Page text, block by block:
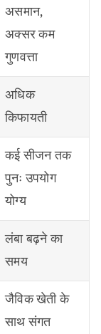
असमान,
अक्सर कम
गुणवत्ता
अधिक
किफायती
कई सीजन तक
पुनः उपयोग
योग्य
लंबा बढ़ने का
समय
जैविक खेती के
साथ संगत